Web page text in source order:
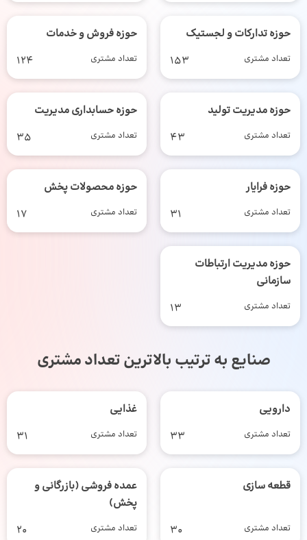
حوزه تدارکات و لجستیک
تعداد مشتری 153
حوزه فروش و خدمات
تعداد مشتری 124
حوزه مدیریت تولید
تعداد مشتری 43
حوزه حسابداری مدیریت
تعداد مشتری 35
حوزه فرایار
تعداد مشتری 31
حوزه محصولات پخش
تعداد مشتری 17
حوزه مدیریت ارتباطات
سازمانی
تعداد مشتری 13
صنایع به ترتیب بالاترین تعداد مشتری
دارویی
تعداد مشتری 33
غذایی
تعداد مشتری 31
قطعه سازی
تعداد مشتری 30
عمده فروشی (بازرگانی و
پخش)
تعداد مشتری 20